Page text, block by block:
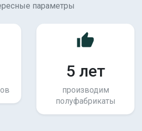
параметры
thumb_up
5 лет
производим
полуфабрикаты